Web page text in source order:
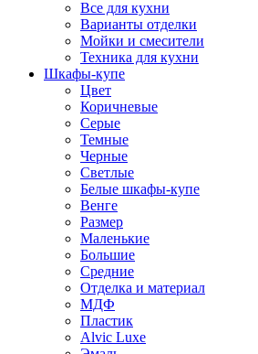
Все для кухни
Варианты отделки
Мойки и смесители
Техника для кухни
Шкафы-купе
Цвет
Коричневые
Серые
Темные
Черные
Светлые
Белые шкафы-купе
Венге
Размер
Маленькие
Большие
Средние
Отделка и материал
МДФ
Пластик
Alvic Luxe